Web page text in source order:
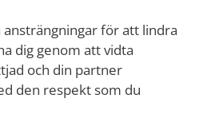
för att lindra
dig genom att vidta
och din partner
den respekt som du